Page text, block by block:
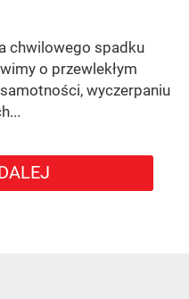
chwilowego spadku
o przewlekłym
wyczerpaniu